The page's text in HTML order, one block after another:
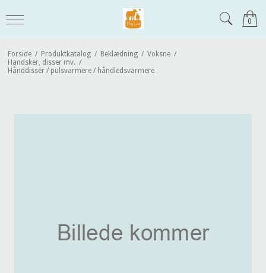
0
Forside / Produktkatalog / Beklædning / Voksne /
Handsker, disser mv. /
Hånddisser / pulsvarmere / håndledsvarmere